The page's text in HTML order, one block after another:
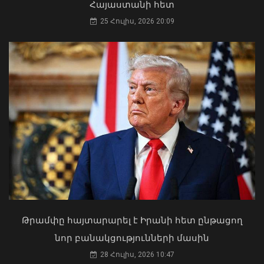
ԱԳ փոխնախարարը Նայրոբիում
ներկայացրել է COP17-ի
կազմակերպման Հայաստանի
06 Օգոստոս, 2026 21:44
«Ուժեղ Հայաստան»-ը դեմ է
քվեարկելու ԱԺ նախագահի
պաշտոնում Ռուբեն Ռուբինյանի
թեկնածությանը
03 Օգոստոս, 2026 13:13
Հայաստանի հետ
25 Հուլիս, 2026 20:09
Թրամփը հայտարարել է Իրանի հետ ընթացող
նոր բանակցությունների մասին
28 Հուլիս, 2026 10:47